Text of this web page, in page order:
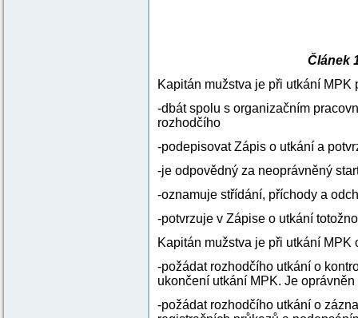
Článek
Kapitán mužstva je při utkání MPK
-dbát spolu s organizačním
rozhodčího
-podepisovat Zápis o utkání a
-je odpovědný za neoprávněný
-oznamuje střídání, příchody a
-potvrzuje v Zápise o utkání
Kapitán mužstva je při utkání MPK
-požádat rozhodčího utkání o
ukončení utkání MPK. Je
-požádat rozhodčího utkání o